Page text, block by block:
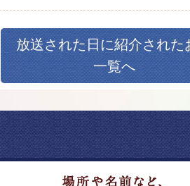
放送された日に紹介された
一覧へ